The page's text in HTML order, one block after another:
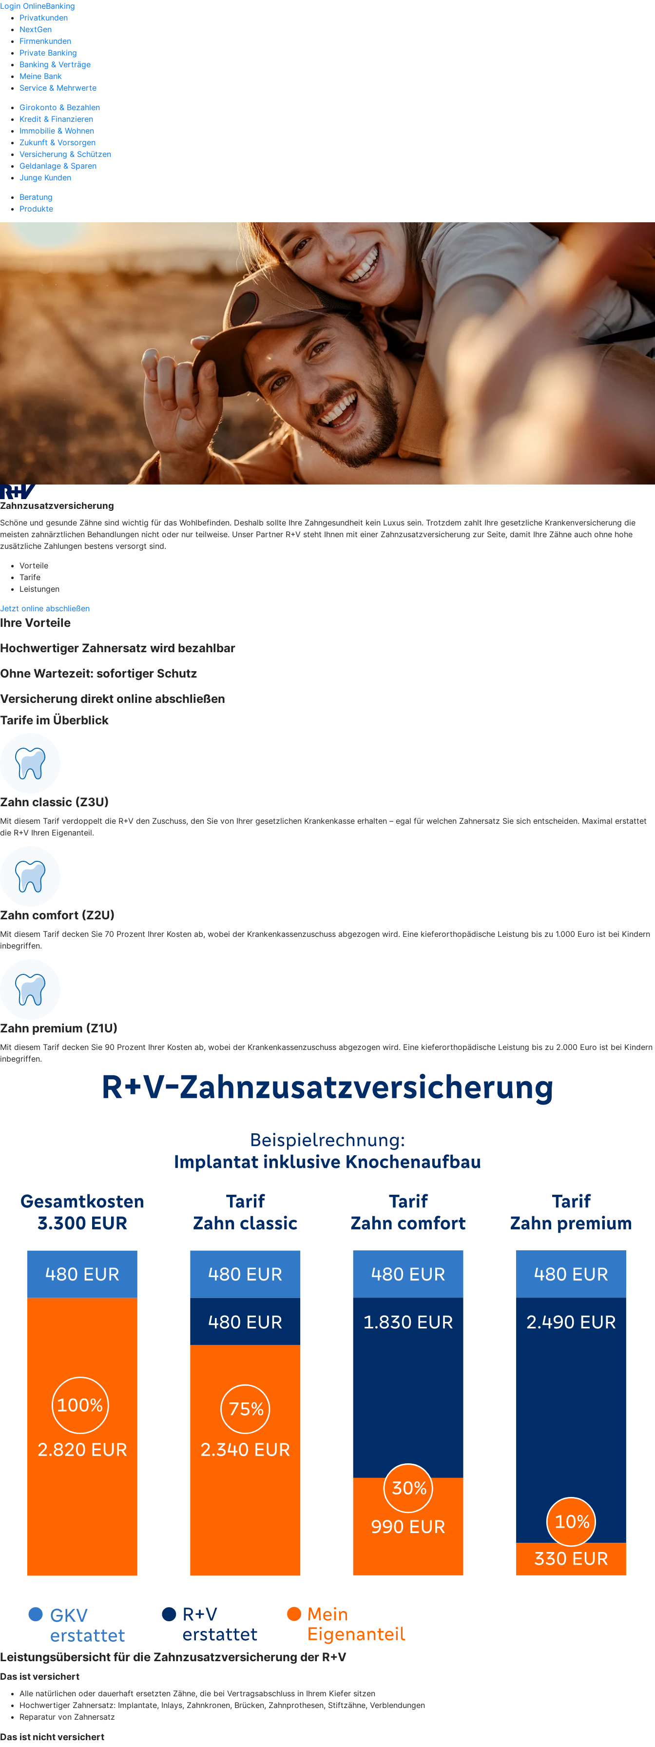
Login OnlineBanking
Privatkunden
NextGen
Firmenkunden
Private Banking
Banking & Verträge
Meine Bank
Service & Mehrwerte
Girokonto & Bezahlen
Kredit & Finanzieren
Immobilie & Wohnen
Zukunft & Vorsorgen
Versicherung & Schützen
Geldanlage & Sparen
Junge Kunden
Beratung
Produkte
Zahnzusatzversicherung
Schöne und gesunde Zähne sind wichtig für das Wohlbefinden. Deshalb sollte Ihre Zahngesundheit kein Luxus sein. Trotzdem zahlt Ihre gesetzliche Krankenversicherung die
meisten zahnärztlichen Behandlungen nicht oder nur teilweise. Unser Partner R+V steht Ihnen mit einer Zahnzusatzversicherung zur Seite, damit Ihre Zähne auch ohne hohe
zusätzliche Zahlungen bestens versorgt sind.
Vorteile
Tarife
Leistungen
Jetzt online abschließen
Ihre Vorteile
Hochwertiger Zahnersatz wird bezahlbar
Ohne Wartezeit: sofortiger Schutz
Versicherung direkt online abschließen
Tarife im Überblick
Zahn classic (Z3U)
Mit diesem Tarif verdoppelt die R+V den Zuschuss, den Sie von Ihrer gesetzlichen Krankenkasse erhalten – egal für welchen Zahnersatz Sie sich entscheiden. Maximal erstattet
die R+V Ihren Eigenanteil.
Zahn comfort (Z2U)
Mit diesem Tarif decken Sie 70 Prozent Ihrer Kosten ab, wobei der Krankenkassenzuschuss abgezogen wird. Eine kieferorthopädische Leistung bis zu 1.000 Euro ist bei Kindern
inbegriffen.
Zahn premium (Z1U)
Mit diesem Tarif decken Sie 90 Prozent Ihrer Kosten ab, wobei der Krankenkassenzuschuss abgezogen wird. Eine kieferorthopädische Leistung bis zu 2.000 Euro ist bei Kindern
inbegriffen.
Leistungsübersicht für die Zahnzusatzversicherung der R+V
Das ist versichert
Alle natürlichen oder dauerhaft ersetzten Zähne, die bei Vertragsabschluss in Ihrem Kiefer sitzen
Hochwertiger Zahnersatz: Implantate, Inlays, Zahnkronen, Brücken, Zahnprothesen, Stiftzähne, Verblendungen
Reparatur von Zahnersatz
Das ist nicht versichert